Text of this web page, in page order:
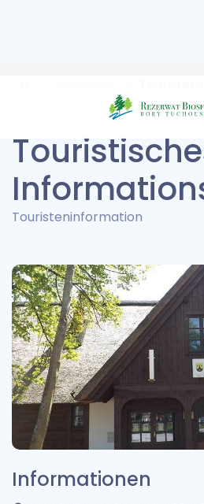
Touristeninformation
Informationen